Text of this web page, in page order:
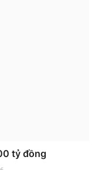
tỷ đồng